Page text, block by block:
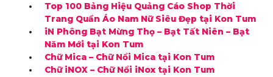
Top 100 Bảng Hiệu Quảng Cáo Shop Thời
Trang Quần Áo Nam Nữ Siêu Đẹp tại Kon Tum
iN Phông Bạt Mừng Thọ – Bạt Tất Niên – Bạt
Năm Mới tại Kon Tum
Chữ Mica – Chữ Nổi Mica tại Kon Tum
Chữ iNOX – Chữ Nổi iNox tại Kon Tum